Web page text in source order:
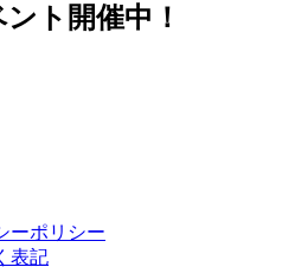
ト開催中！
ーポリシー
表記